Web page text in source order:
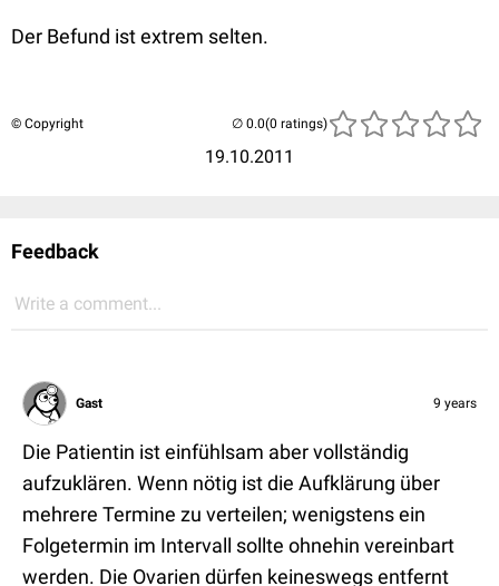
Der Befund ist extrem selten.
© Copyright
19.10.2011
(0 ratings)
Feedback
Write a comment...
Gast 9 years
Die Patientin ist einfühlsam aber vollständig
aufzuklären. Wenn nötig ist die Aufklärung über
mehrere Termine zu verteilen; wenigstens ein
Folgetermin im Intervall sollte ohnehin vereinbart
werden. Die Ovarien dürfen keineswegs entfernt